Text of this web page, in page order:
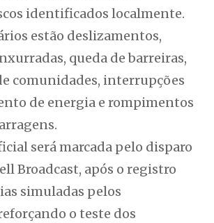
identificados localmente.
estão deslizamentos,
queda de barreiras,
comunidades, interrupções
de energia e rompimentos
será marcada pelo disparo
Broadcast, após o registro
simuladas pelos
o teste dos